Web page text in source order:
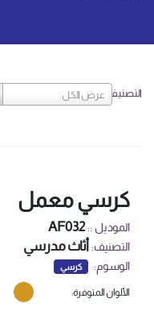
التصنيف عرض الكل
كرسي معمل
الموديل ::AF032
التصنيف: أثاث مدرسي
الوسوم: كرسي
الألوان المتوفرة: